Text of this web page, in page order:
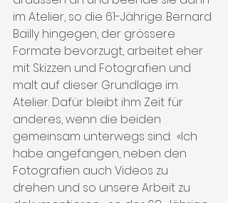
im Atelier, so die 61-Jährige. Bernard
Bailly hingegen, der grössere
Formate bevorzugt, arbeitet eher
mit Skizzen und Fotografien und
malt auf dieser Grundlage im
Atelier. Dafür bleibt ihm Zeit für
anderes, wenn die beiden
gemeinsam unterwegs sind:  «Ich
habe angefangen, neben den
Fotografien auch Videos zu
drehen und so unsere Arbeit zu